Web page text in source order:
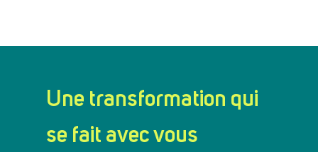
Une transformation qui
se fait avec vous